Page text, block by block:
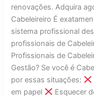
renovações. Adquira
Cabeleireiro É
sistema profissional
profissionais de
Profissionais de
Gestão? Se você é
por essas situações:
em papel
Esquecer